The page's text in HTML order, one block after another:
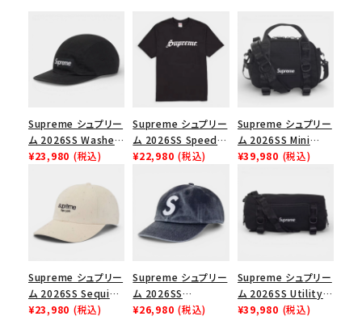
並び順
価格から探す
円 ～
在庫のない商品を表示する
絞り込んで検索する
Supreme シュプリー
ム 2026SS Washed
Chino Twill Camp
ノツイル キャンプキャ
ップ ブラック
¥23,980 (税込)
Supreme シュプリー
ム 2026SS Speed
Tee スピードTシャツ
¥22,980 (税込)
Supreme シュプリー
ム 2026SS Mini
Duffle Bag ミニダッ
¥39,980 (税込)
Supreme シュプリー
ム 2026SS Sequin
Denim Classic
¥23,980 (税込)
Supreme シュプリー
ム 2026SS
Pigment Coated S
¥26,980 (税込)
Supreme シュプリー
ム 2026SS Utility
Bag ユーティリティ
¥39,980 (税込)